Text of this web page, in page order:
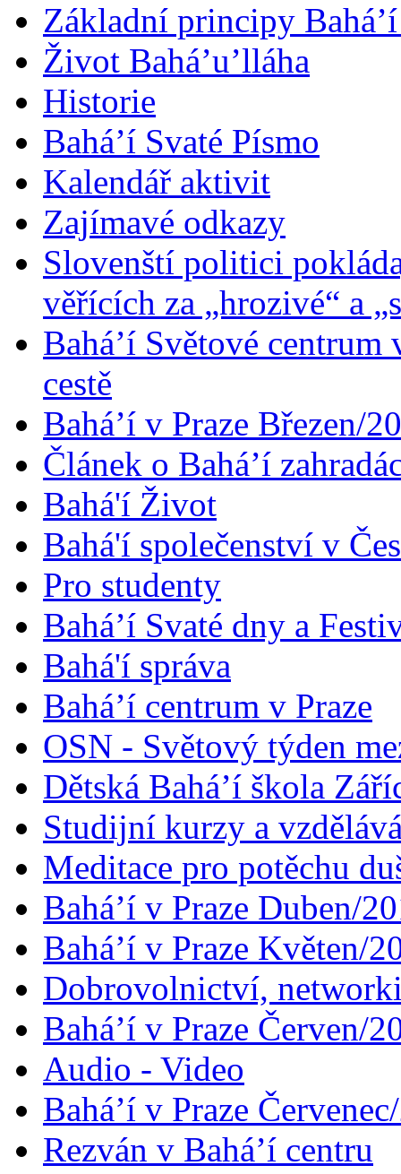
Základní principy
Život Bahá’u’lláha
Historie
Bahá’í Svaté Písmo
Kalendář aktivit
Zajímavé odkazy
Slovenští politici
věřících za „hrozivé“ a
Bahá’í Světové
cestě
Bahá’í v Praze Březen/
Článek o Bahá’í
Bahá'í Život
Bahá'í společenství v
Pro studenty
Bahá’í Svaté dny a
Bahá'í správa
Bahá’í centrum v Praze
OSN - Světový týden
Dětská Bahá’í škola
Studijní kurzy a
Meditace pro potěchu
Bahá’í v Praze Duben/
Bahá’í v Praze Květen/
Dobrovolnictví,
Bahá’í v Praze Červen/
Audio - Video
Bahá’í v Praze
Rezván v Bahá’í centru